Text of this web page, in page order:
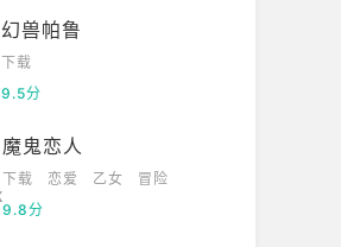
幻兽帕鲁
下载
9.5分
魔鬼恋人
下载 恋爱 乙女
冒险
9.8分